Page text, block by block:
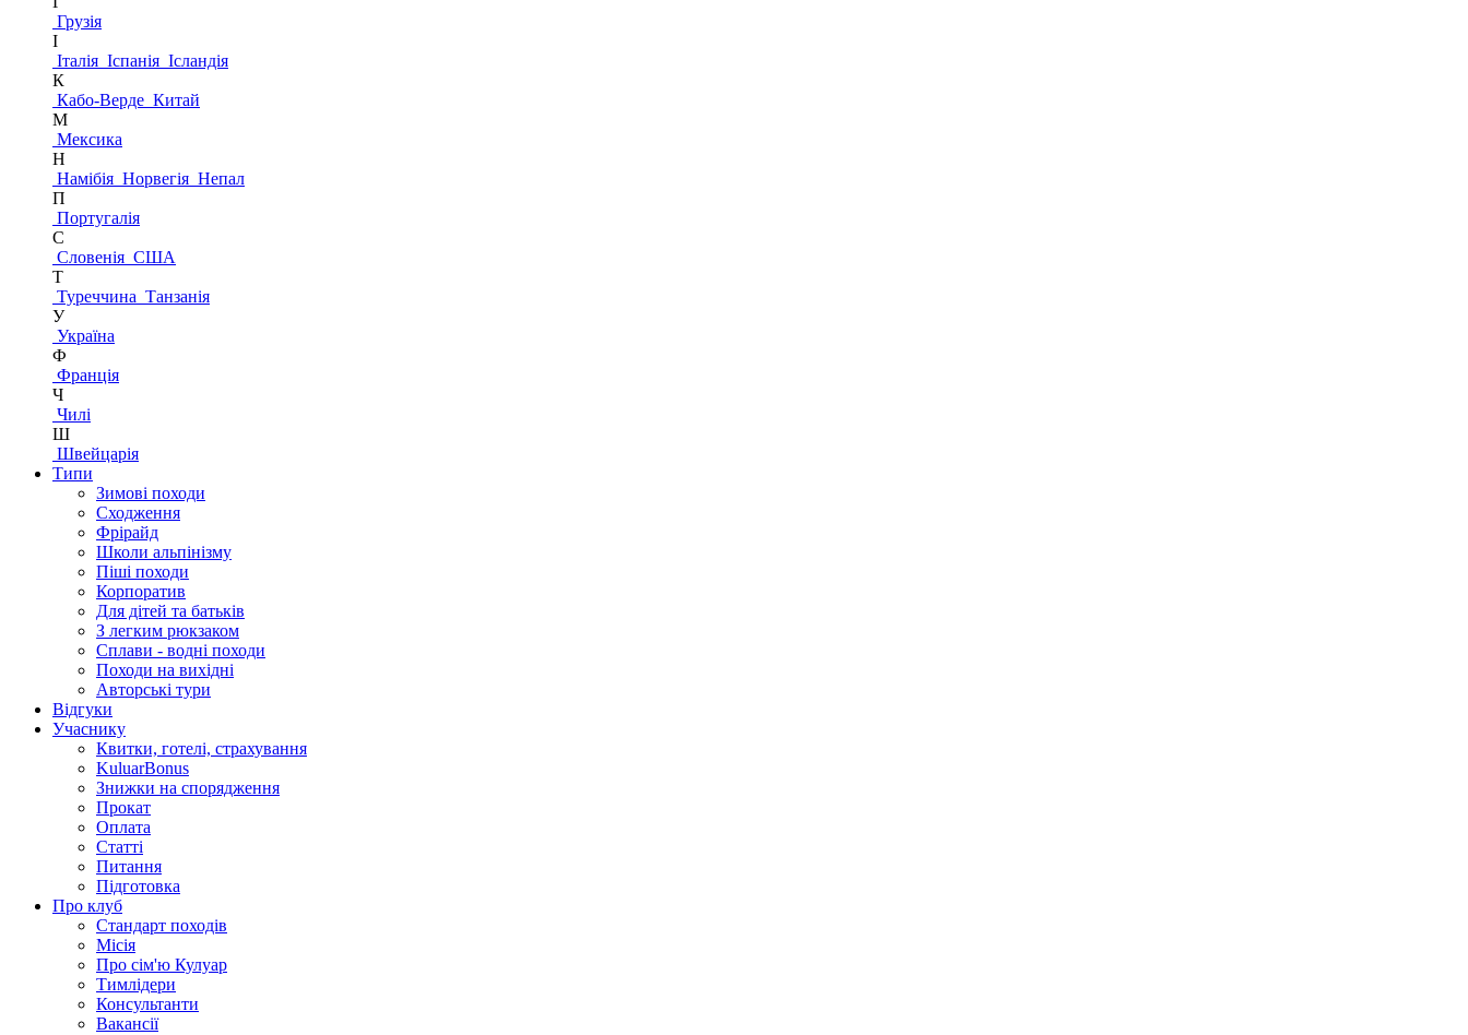
Грузія
І
Італія Іспанія Ісландія
К
Кабо-Верде Китай
М
Мексика
Н
Намібія Норвегія Непал
П
Португалія
С
Словенія США
Т
Туреччина Танзанія
У
Україна
Ф
Франція
Ч
Чилі
Ш
Швейцарія
Типи
Зимові походи
Сходження
Фрірайд
Школи альпінізму
Піші походи
Корпоратив
Для дітей та батьків
З легким рюкзаком
Сплави - водні походи
Походи на вихідні
Авторські тури
Відгуки
Учаснику
Квитки, готелі, страхування
KuluarBonus
Знижки на спорядження
Прокат
Оплата
Статті
Питання
Підготовка
Про клуб
Стандарт походів
Місія
Про сім'ю Кулуар
Тимлідери
Консультанти
Вакансії